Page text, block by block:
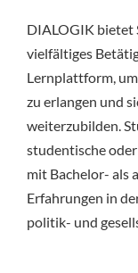
DIALOGIK bietet
vielfältiges
Lernplattform,
zu erlangen und
weiterzubilden.
studentische
mit Bachelor- als
Erfahrungen in
politik- und